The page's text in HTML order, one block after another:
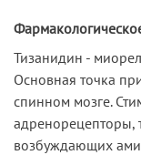
Тизанидин -
Основная точка
спинном мозге.
адренорецепторы,
возбуждающих